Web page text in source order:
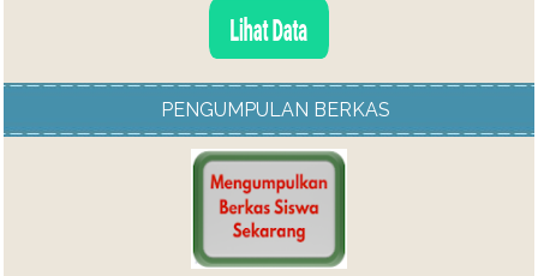
PENGUMPULAN BERKAS